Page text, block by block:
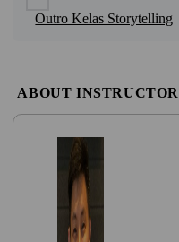
Outro Kelas Storytelling
ABOUT INSTRUCTOR